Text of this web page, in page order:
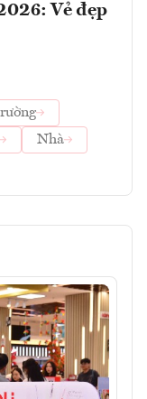
Vẻ đẹp
Nhà